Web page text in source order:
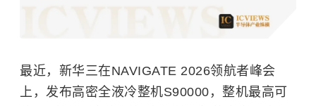
最近，新华三在NAVIGATE 2026领航者峰会
上，发布高密全液冷整机S90000，整机最高可